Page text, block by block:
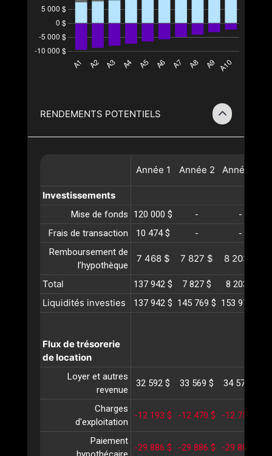
RENDEMENTS POTENTIELS
Année 1 Année 2 Année
Investissements
Mise de fonds 120 000 $ -
-
Frais de transaction
10 474 $ -
-
Remboursement de
l’hypothèque
7 468 $ 7 827 $ 8 203 $
Total 137 942 $ 7 827 $ 8 203 $
Liquidités investies 137 942 $ 145 769 $ 153 972 $
Flux de trésorerie
de location
Loyer et autres
revenue
32 592 $ 33 569 $ 34 576 $
Charges
d'exploitation
-12 193 $ -12 470 $ -12 754 $
Paiement
-29 886 $ -29 886 $ -29 886 $